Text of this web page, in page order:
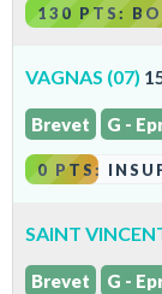
130 PTS:
VAGNAS (07)
Brevet G -
0 PTS:
SAINT
Brevet G -